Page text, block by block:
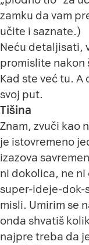
zamku da vam
učite i saznate.)
Neću detaljisati,
promislite nakon
Kad ste već tu.
svoj put.
Tišina
Znam, zvuči kao
je istovremeno
izazova
ni dokolica, ne
super-ideje-dok-
misli. Umirim se
onda shvatiš
najpre treba da